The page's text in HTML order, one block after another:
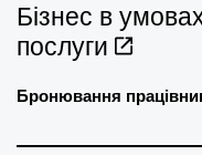
Бізнес в
послуги
Бронювання